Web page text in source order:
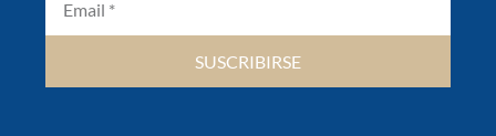
SUSCRIBIRSE